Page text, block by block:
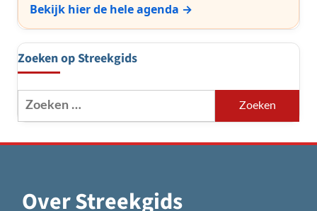
Bekijk hier de hele agenda →
Zoeken op Streekgids
Zoeken
naar:
Over Streekgids